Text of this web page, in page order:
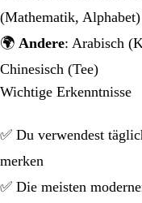
(Mathematik, Alphabet)
🌍 Andere: Arabisch
Chinesisch (Tee)
Wichtige Erkenntnisse
✅ Du verwendest
merken
✅ Die meisten